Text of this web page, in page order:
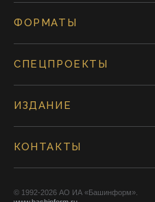
ФОРМАТЫ
СПЕЦПРОЕКТЫ
ИЗДАНИЕ
КОНТАКТЫ
© 1992-2026 АО ИА «Башинформ».